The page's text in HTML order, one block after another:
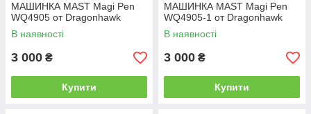
МАШИНКА MAST Magi Pen
WQ4905 от Dragonhawk
В наявності
3 000 ₴
Купити
МАШИНКА MAST Magi Pen
WQ4905-1 от Dragonhawk
В наявності
3 000 ₴
Купити